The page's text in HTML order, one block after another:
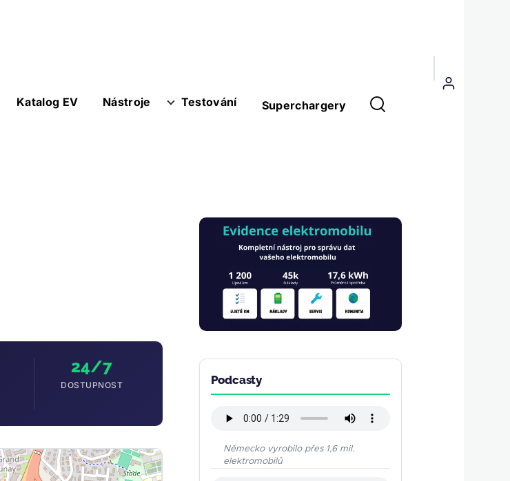
Katalog EV Nástroje Testování Superchargery
Menu
uživatelského
24/7
DOSTUPNOST
Obrázek
Podcasty
Německo vyrobilo přes 1,6 mil.
elektromobilů